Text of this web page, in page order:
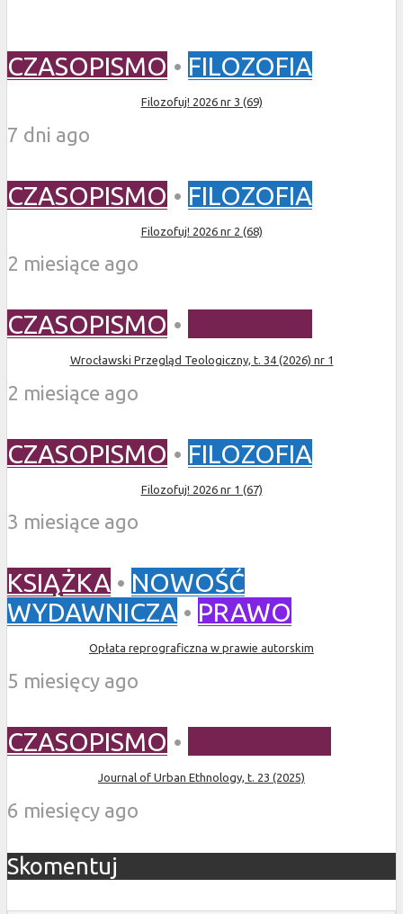
CZASOPISMO • FILOZOFIA
Filozofuj! 2026 nr 3 (69)
7 dni ago
CZASOPISMO • FILOZOFIA
Filozofuj! 2026 nr 2 (68)
2 miesiące ago
CZASOPISMO •
Wrocławski Przegląd Teologiczny, t. 34 (2026) nr 1
2 miesiące ago
CZASOPISMO • FILOZOFIA
Filozofuj! 2026 nr 1 (67)
3 miesiące ago
KSIĄŻKA • NOWOŚĆ
WYDAWNICZA • PRAWO
Opłata reprograficzna w prawie autorskim
5 miesięcy ago
CZASOPISMO •
Journal of Urban Ethnology, t. 23 (2025)
6 miesięcy ago
Skomentuj